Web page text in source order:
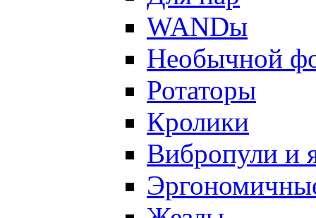
WANDы
Необычной
Ротаторы
Кролики
Вибропули и